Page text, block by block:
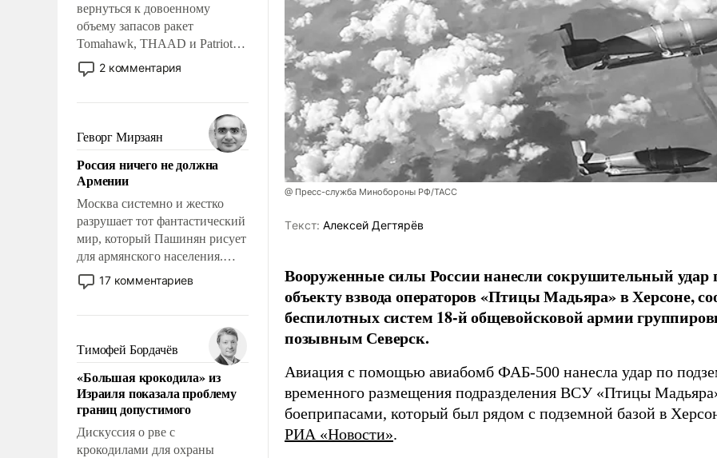
вернуться к довоенному
объему запасов ракет
Tomahawk, THAAD и Patriot
США потребуется более трех
лет. Даже небольшая война с
Сложившаяся ситуация
означает многолетний период
уязвимости США, например,
перед Китаем.
2 комментария
Геворг Мирзаян
Россия ничего не должна
Армении
Москва системно и жестко
разрушает тот фантастический
мир, который Пашинян рисует
для армянского населения.
Мир, где политические
прожекты будут безусловно
налогоплательщиков и где
Еревану за свои поступки не
нужно отвечать.
17 комментариев
Тимофей Бордачёв
«Большая крокодила» из
Израиля показала проблему
границ допустимого
Дискуссия о рве с
крокодилами для охраны
@ Пресс-служба Минобороны РФ/ТАСС
Tекст: Алексей Дегтярёв
Вооруженные силы России нанесли сокрушительный удар
объекту взвода операторов «Птицы Мадьяра» в Херсоне,
беспилотных систем 18-й общевойсковой армии
позывным Северск.
Авиация с помощью авиабомб ФАБ-500 нанесла удар по
временного размещения подразделения ВСУ «Птицы
боеприпасами, который был рядом с подземной базой в
РИА «Новости».